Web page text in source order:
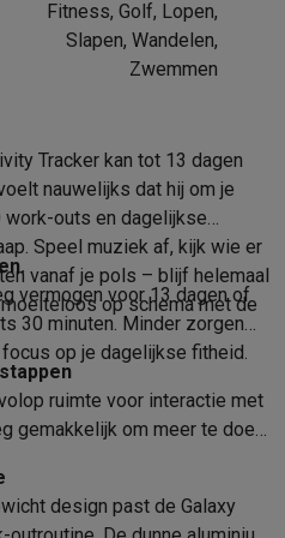
Opzetborstels
Baardtrimmers
Nek &
Bloeddrukmeters
Flessenwarmers
2026 TVLG TVSamsung TV
Home cinemaVersterkers
Draadloze
speakersSmart speakersParty
Platenspelers
Hifi-ketens
GPS accessoires
Camcorder
Fitness, Golf, Lopen,
Slapen, Wandelen,
Zwemmen
Tracker kan tot 13 dagen
nauwelijks dat hij om je
outs en dagelijkse
Speel muziek af, kijk wie er
vanaf je pols – blijf helemaal
op schema met de
vermogen voor 13 dagen of
30 minuten. Minder zorgen
op je dagelijkse fitheid.
ruimte voor interactie met
gemakkelijk om meer te doen
design past de Galaxy